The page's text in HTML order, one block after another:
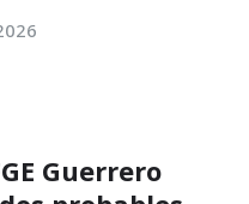
Guerrero